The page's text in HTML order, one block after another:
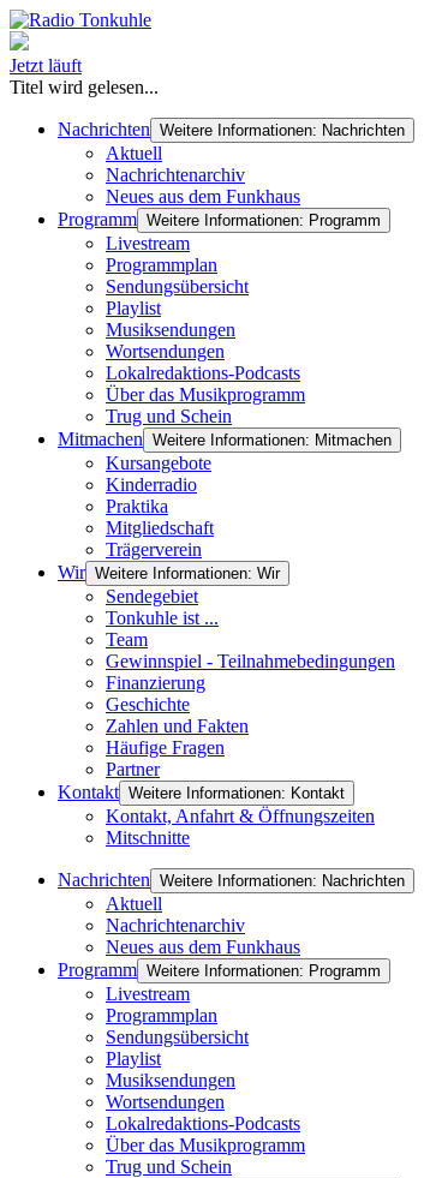
Jetzt läuft
Titel wird gelesen...
Nachrichten Weitere Informationen: Nachrichten
Aktuell
Nachrichtenarchiv
Neues aus dem Funkhaus
Programm Weitere Informationen: Programm
Livestream
Programmplan
Sendungsübersicht
Playlist
Musiksendungen
Wortsendungen
Lokalredaktions-Podcasts
Über das Musikprogramm
Trug und Schein
Mitmachen Weitere Informationen: Mitmachen
Kursangebote
Kinderradio
Praktika
Mitgliedschaft
Trägerverein
Wir Weitere Informationen: Wir
Sendegebiet
Tonkuhle ist ...
Team
Gewinnspiel - Teilnahmebedingungen
Finanzierung
Geschichte
Zahlen und Fakten
Häufige Fragen
Partner
Kontakt Weitere Informationen: Kontakt
Kontakt, Anfahrt & Öffnungszeiten
Mitschnitte
Nachrichten Weitere Informationen: Nachrichten
Aktuell
Nachrichtenarchiv
Neues aus dem Funkhaus
Programm Weitere Informationen: Programm
Livestream
Programmplan
Sendungsübersicht
Playlist
Musiksendungen
Wortsendungen
Lokalredaktions-Podcasts
Über das Musikprogramm
Trug und Schein